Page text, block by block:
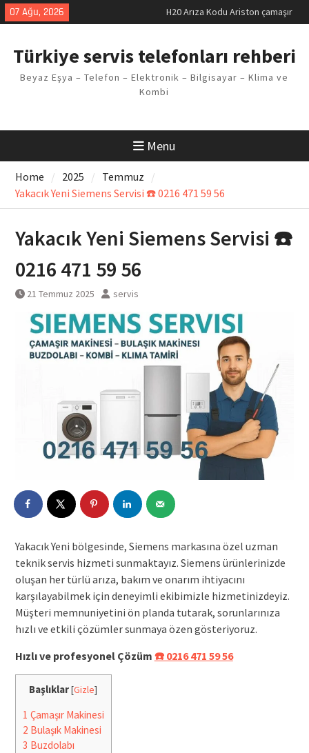
Skip
to
07 Ağu, 2026
LG kombi E2 Arızası Çözümü
Vaillant çamaşır makinesi E03
Arıza Kodu
Ferroli klima E3 Arızası Çözümü
Türkiye servis telefonları rehberi
Beyaz Eşya – Telefon – Elektronik – Bilgisayar – Klima ve
Kombi
Menu
Home 2025
Temmuz
Yakacık Yeni Siemens Servisi ☎️ 0216 471 59 56
Yakacık Yeni Siemens Servisi ☎️
0216 471 59 56
21 Temmuz 2025 servis
Yakacık Yeni bölgesinde, Siemens markasına özel uzman
teknik servis hizmeti sunmaktayız. Siemens ürünlerinizde
oluşan her türlü arıza, bakım ve onarım ihtiyacını
karşılayabilmek için deneyimli ekibimizle hizmetinizdeyiz.
Müşteri memnuniyetini ön planda tutarak, sorunlarınıza
hızlı ve etkili çözümler sunmaya özen gösteriyoruz.
Hızlı ve profesyonel Çözüm ☎️ 0216 471 59 56
Başlıklar[Gizle]
1 Çamaşır Makinesi
2 Bulaşık Makinesi
3 Buzdolabı